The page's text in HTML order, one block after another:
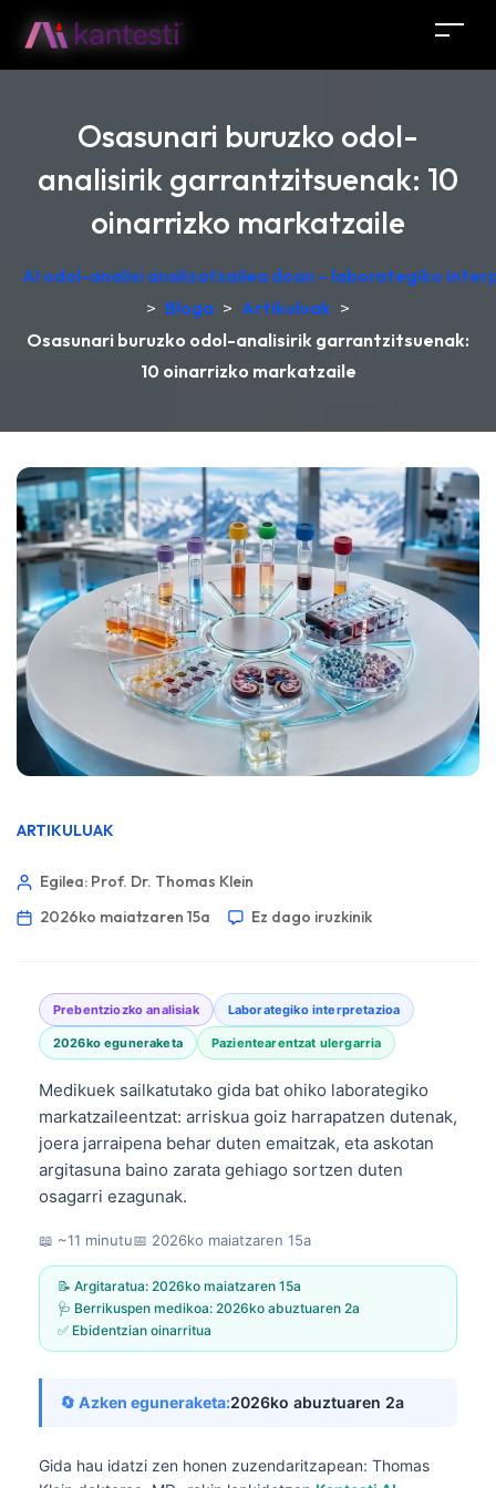
Osasunari buruzko odol-
analisirik garrantzitsuenak: 10
oinarrizko markatzaile
AI odol-analisi analizatzailea doan – laborategiko
> Bloga > Artikuluak >
Osasunari buruzko odol-analisirik garrantzitsuenak:
10 oinarrizko markatzaile
ARTIKULUAK
Egilea: Prof. Dr. Thomas Klein
2026ko maiatzaren 15a
Ez dago iruzkinik
Prebentziozko analisiak Laborategiko interpretazioa
2026ko eguneraketa Pazientearentzat ulergarria
Medikuek sailkatutako gida bat ohiko laborategiko
markatzaileentzat: arriskua goiz harrapatzen dutenak,
joera jarraipena behar duten emaitzak, eta askotan
argitasuna baino zarata gehiago sortzen duten
osagarri ezagunak.
📖 ~11 minutu📅 2026ko maiatzaren 15a
📝 Argitaratua: 2026ko maiatzaren 15a
🩺 Berrikuspen medikoa: 2026ko abuztuaren 2a
✅ Ebidentzian oinarritua
🔄 Azken eguneraketa:2026ko abuztuaren 2a
Gida hau idatzi zen honen zuzendaritzapean: Thomas